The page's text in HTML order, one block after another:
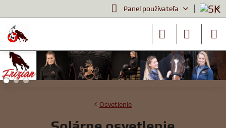
Panel používateľa
Osvetlenie